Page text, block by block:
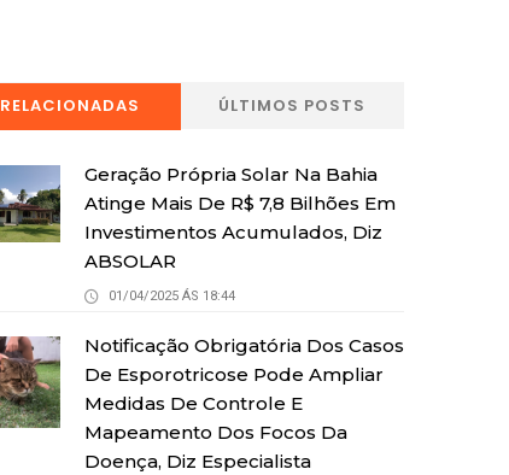
RELACIONADAS ÚLTIMOS POSTS
Geração Própria Solar Na Bahia
Atinge Mais De R$ 7,8 Bilhões Em
Investimentos Acumulados, Diz
ABSOLAR
01/04/2025 ÁS 18:44
Notificação Obrigatória Dos Casos
De Esporotricose Pode Ampliar
Medidas De Controle E
Mapeamento Dos Focos Da
Doença, Diz Especialista